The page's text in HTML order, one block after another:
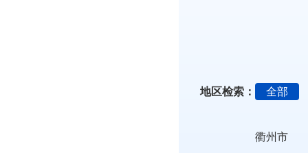
地区检索： 全部
衢州市